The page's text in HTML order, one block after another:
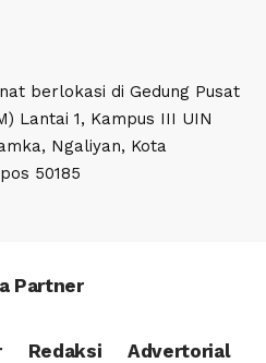
berlokasi di Gedung Pusat
Lantai 1, Kampus III UIN
Ngaliyan, Kota
50185
Partner
Redaksi Advertorial